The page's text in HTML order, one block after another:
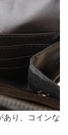
あり、コインな